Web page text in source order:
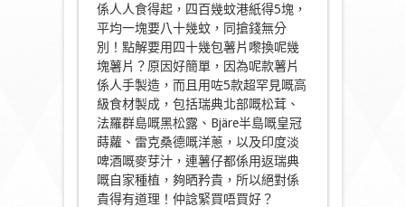
係人人食得起，四百幾蚊港紙得5塊，
平均一塊要八十幾蚊，同搶錢無分
別！點解要用四十幾包薯片嚟換呢幾
塊薯片？原因好簡單，因為呢款薯片
係人手製造，而且用咗5款超罕見嘅高
級食材製成，包括瑞典北部嘅松茸、
法羅群島嘅黑松露、Bjäre半島嘅皇冠
蒔蘿、雷克桑德嘅洋蔥，以及印度淡
啤酒嘅麥芽汁，連薯仔都係用返瑞典
嘅自家種植，夠晒矜貴，所以絕對係
貴得有道理！仲諗緊買唔買好？